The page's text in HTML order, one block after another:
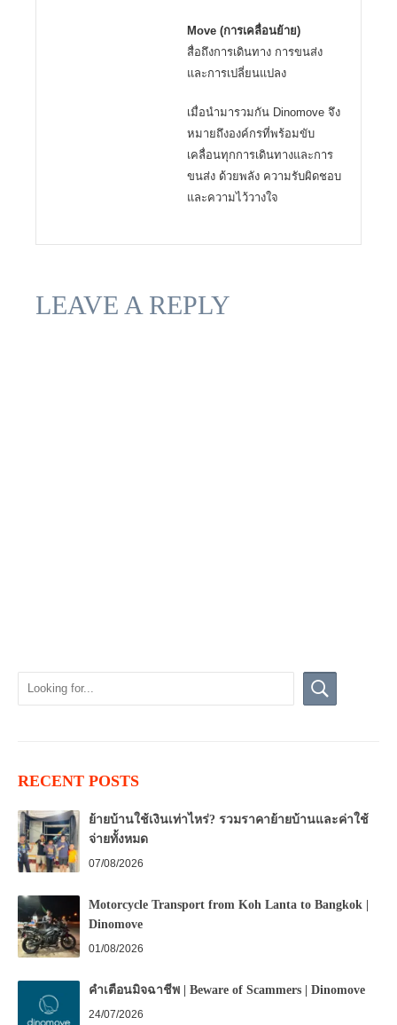
Move (การเคลื่อนย้าย)
สื่อถึงการเดินทาง การขนส่ง
และการเปลี่ยนแปลง
เมื่อนำมารวมกัน Dinomove จึง
หมายถึงองค์กรที่พร้อมขับ
เคลื่อนทุกการเดินทางและการ
ขนส่ง ด้วยพลัง ความรับผิดชอบ
และความไว้วางใจ
LEAVE A REPLY
RECENT POSTS
ย้ายบ้านใช้เงินเท่าไหร่? รวมราคาย้ายบ้านและค่าใช้
จ่ายทั้งหมด
07/08/2026
Motorcycle Transport from Koh Lanta to Bangkok |
Dinomove
01/08/2026
คำเตือนมิจฉาชีพ | Beware of Scammers | Dinomove
24/07/2026